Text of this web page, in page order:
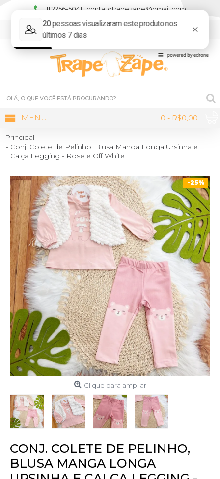
11 2256-5041 | contatotrapezape@gmail.com
0 - R$0,00
MENU
Principal
Conj. Colete de Pelinho, Blusa Manga Longa Ursinha e
Calça Legging - Rose e Off White
-25%
Clique para ampliar
CONJ. COLETE DE PELINHO,
BLUSA MANGA LONGA